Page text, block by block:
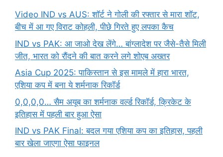
Video IND vs AUS: शॉर्ट ने गोली की रफ्तार से मारा शॉट,
बीच में आ गए विराट कोहली, पीछे गिरते हुए लपका कैच
IND vs PAK: आ जाओ देख लेंगे… बांग्लादेश पर जैसे-तैसे मिली
जीत, भारत को रौंदने की बात करने लगे शोएब अख्तर
Asia Cup 2025: पाकिस्तान से इस मामले में हारा भारत,
एशिया कप में बना ये शर्मनाक रिकॉर्ड
0,0,0,0… सैम अयूब का शर्मनाक वर्ल्ड रिकॉर्ड, क्रिकेट के
इतिहास में पहली बार हुआ ऐसा
IND vs PAK Final: बदल गया एशिया कप का इतिहास, पहली
बार खेला जाएगा ऐसा फाइनल